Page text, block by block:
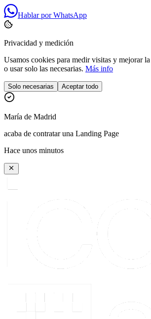
Hablar por WhatsApp
Privacidad y medición
Usamos cookies para medir visitas y mejorar
o usar solo las necesarias. Más info
Solo necesarias Aceptar todo
María de Madrid
acaba de contratar una Landing Page
Hace unos minutos